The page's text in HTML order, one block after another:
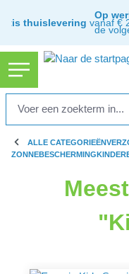
thuislevering vanaf €
Op
de
ALLE CATEGORIEËN
ZONNEBESCHERMING